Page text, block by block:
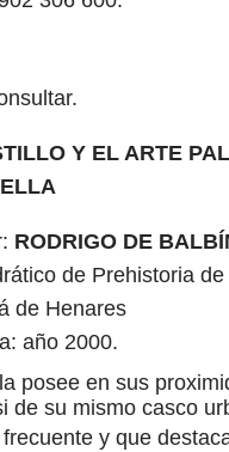
Y EL ARTE
RODRIGO DE
de Prehistoria
de Henares
año 2000.
posee en sus
de su mismo casco
y que